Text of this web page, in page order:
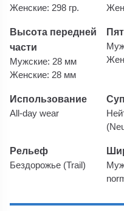
Женские: 298 гр.
Высота передней
части
Мужские: 28 мм
Женские: 28 мм
Использование
All-day wear
Рельеф
Бездорожье (Trail)